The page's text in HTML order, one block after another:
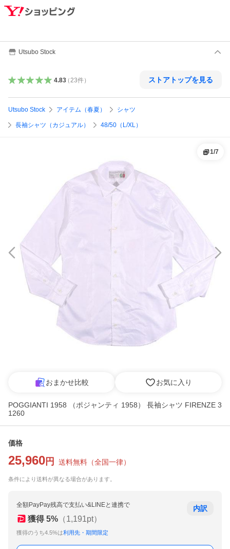
Utsubo Stock
4.83（ 23件） ストアトップを見る
Utsubo Stock アイテム（春夏） シャツ
長袖シャツ（カジュアル） 48/50（L/XL）
1/7
おまかせ比較 お気に入り
POGGIANTI 1958 （ポジャンティ 1958） 長袖シャツ FIRENZE 3
1260
価格
25,960 円 送料無料 （全国一律）
条件により送料が異なる場合があります。
全額PayPay残高で支払い&LINEと連携で
獲得 5% （1,191pt）
獲得のうち4.5%は利用先・期間限定
内訳